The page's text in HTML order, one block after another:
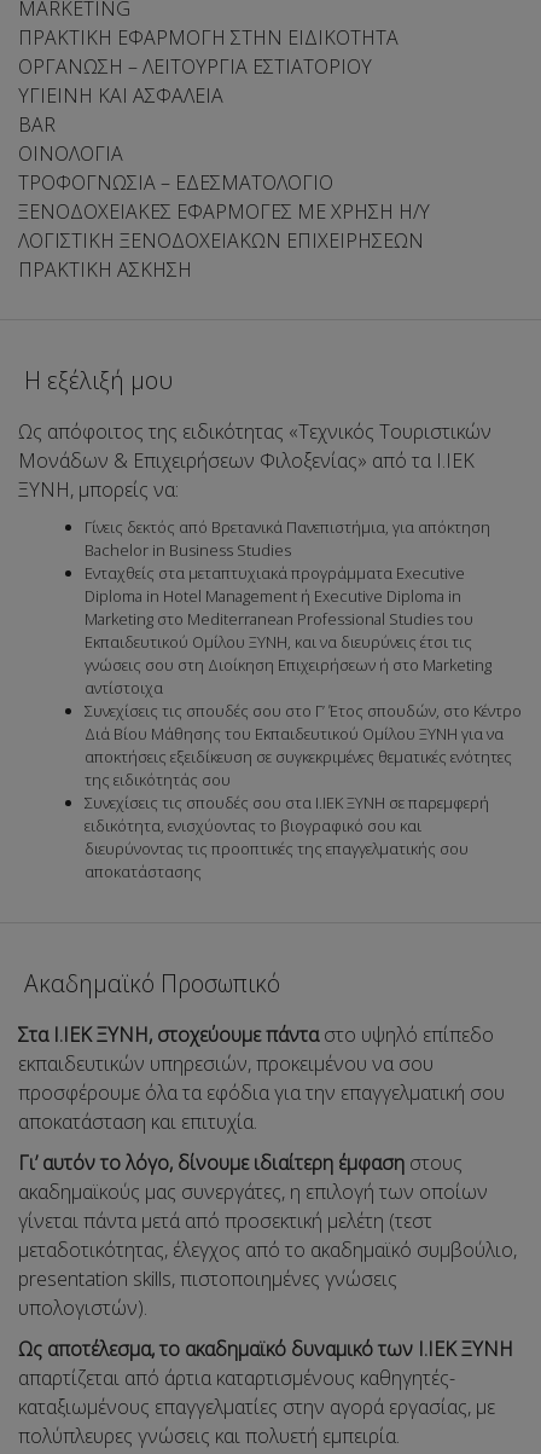
MARKETING
ΠΡΑΚΤΙΚΗ ΕΦΑΡΜΟΓΗ ΣΤΗΝ ΕΙΔΙΚΟΤΗΤΑ
ΟΡΓΑΝΩΣΗ – ΛΕΙΤΟΥΡΓΙΑ ΕΣΤΙΑΤΟΡΙΟΥ
ΥΓΙΕΙΝΗ ΚΑΙ ΑΣΦΑΛΕΙΑ
BAR
ΟΙΝΟΛΟΓΙΑ
ΤΡΟΦΟΓΝΩΣΙΑ – ΕΔΕΣΜΑΤΟΛΟΓΙΟ
ΞΕΝΟΔΟΧΕΙΑΚΕΣ ΕΦΑΡΜΟΓΕΣ ΜΕ ΧΡΗΣΗ Η/Υ
ΛΟΓΙΣΤΙΚΗ ΞΕΝΟΔΟΧΕΙΑΚΩΝ ΕΠΙΧΕΙΡΗΣΕΩΝ
ΠΡΑΚΤΙΚΗ ΑΣΚΗΣΗ
Η εξέλιξή μου
Ως απόφοιτος της ειδικότητας «Τεχνικός Τουριστικών
Μονάδων & Επιχειρήσεων Φιλοξενίας» από τα Ι.ΙΕΚ
ΞΥΝΗ, μπορείς να:
Γίνεις δεκτός από Βρετανικά Πανεπιστήμια, για απόκτηση
Bachelor in Business Studies
Ενταχθείς στα μεταπτυχιακά προγράμματα Executive
Diploma in Hotel Management ή Executive Diploma in
Marketing στο Mediterranean Professional Studies του
Εκπαιδευτικού Ομίλου ΞΥΝΗ, και να διευρύνεις έτσι τις
γνώσεις σου στη Διοίκηση Επιχειρήσεων ή στο Marketing
αντίστοιχα
Συνεχίσεις τις σπουδές σου στο Γ’ Έτος σπουδών, στο Κέντρο
Διά Βίου Μάθησης του Εκπαιδευτικού Ομίλου ΞΥΝΗ για να
αποκτήσεις εξειδίκευση σε συγκεκριμένες θεματικές ενότητες
της ειδικότητάς σου
Συνεχίσεις τις σπουδές σου στα Ι.ΙΕΚ ΞΥΝΗ σε παρεμφερή
ειδικότητα, ενισχύοντας το βιογραφικό σου και
διευρύνοντας τις προοπτικές της επαγγελματικής σου
αποκατάστασης
Aκαδημαϊκό Προσωπικό
Στα Ι.ΙΕΚ ΞΥΝΗ, στοχεύουμε πάνταστο υψηλό επίπεδο
εκπαιδευτικών υπηρεσιών, προκειμένου να σου
προσφέρουμε όλα τα εφόδια για την επαγγελματική σου
αποκατάσταση και επιτυχία.
Γι’ αυτόν το λόγο, δίνουμε ιδιαίτερη έμφαση στους
ακαδημαϊκούς μας συνεργάτες, η επιλογή των οποίων
γίνεται πάντα μετά από προσεκτική μελέτη (τεστ
μεταδοτικότητας, έλεγχος από το ακαδημαϊκό συμβούλιο,
presentation skills, πιστοποιημένες γνώσεις
υπολογιστών).
Ως αποτέλεσμα, το ακαδημαϊκό δυναμικό των Ι.ΙΕΚ ΞΥΝΗ
απαρτίζεται από άρτια καταρτισμένους καθηγητές-
καταξιωμένους επαγγελματίες στην αγορά εργασίας, με
πολύπλευρες γνώσεις και πολυετή εμπειρία.